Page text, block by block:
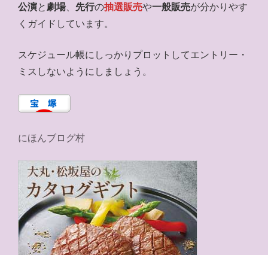
公演と劇場、 先行の抽選販売や一般販売が分かりやす
くガイドしています。
スケジュール帳にしっかりプロットしてエントリー・
ミスしないようにしましょう。
にほんブログ村